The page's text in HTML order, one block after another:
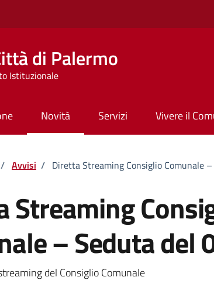
di Palermo
Istituzionale
Novità Servizi Vivere il
/ Avvisi / Diretta Streaming Consiglio Comunale
Streaming
– Seduta
della notizia
del Consiglio Comunale